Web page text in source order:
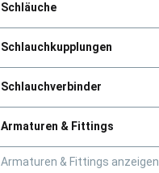
Schläuche
Schlauchkupplungen
Schlauchverbinder
Armaturen & Fittings
Armaturen & Fittings anzeigen